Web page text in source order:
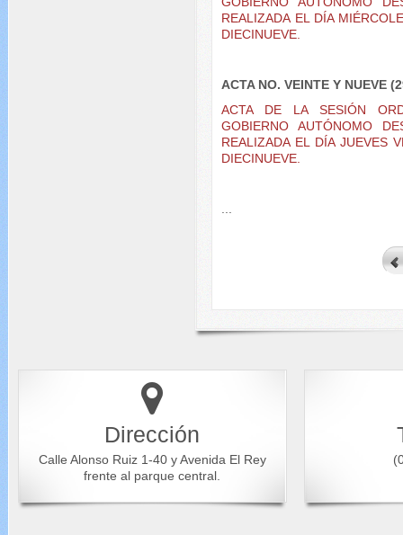
REALIZADA EL DÍA
DIECINUEVE.
ACTA NO. VEINTE Y NUEVE
ACTA DE LA SESIÓN
GOBIERNO AUTÓNOMO
REALIZADA EL DÍA JUEVES
DIECINUEVE.
Dirección
Calle Alonso Ruiz 1-40 y Avenida El Rey
frente al parque central.